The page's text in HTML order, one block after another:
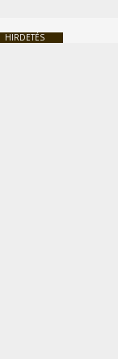
HIRDETÉS